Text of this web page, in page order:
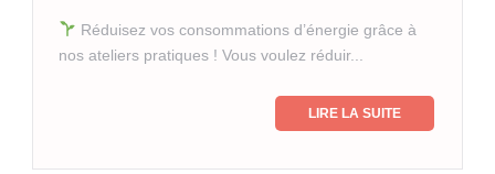
Réduisez vos consommations d’énergie grâce à
nos ateliers pratiques ! Vous voulez réduir...
LIRE LA SUITE